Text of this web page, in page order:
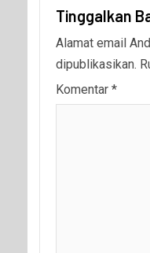
Tinggalkan
Alamat email
dipublikasikan.
Komentar *